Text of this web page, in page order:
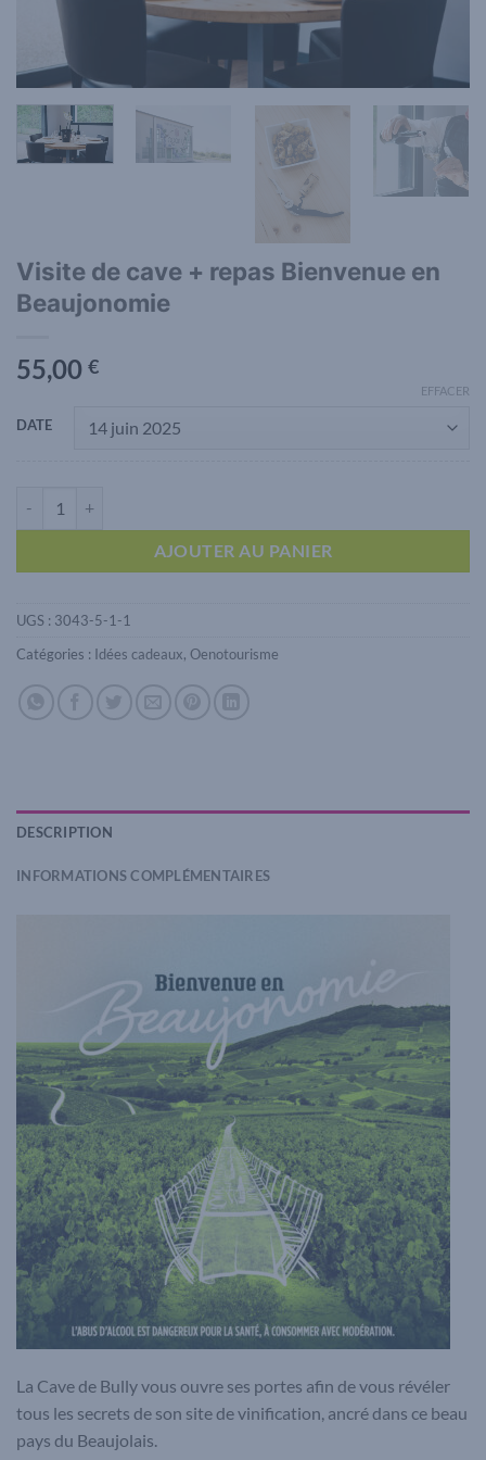
Visite de cave + repas Bienvenue en
Beaujonomie
55,00 €
DATE
EFFACER
AJOUTER AU PANIER
UGS : 3043-5-1-1
Catégories : Idées cadeaux, Oenotourisme
DESCRIPTION
INFORMATIONS COMPLÉMENTAIRES
La Cave de Bully vous ouvre ses portes afin de vous révéler
tous les secrets de son site de vinification, ancré dans ce beau
pays du Beaujolais.